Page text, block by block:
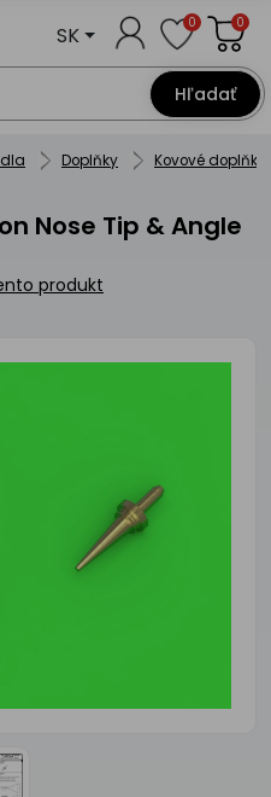
Hľadať
SK 0 0
Doplňky Kovové doplňky
produkt